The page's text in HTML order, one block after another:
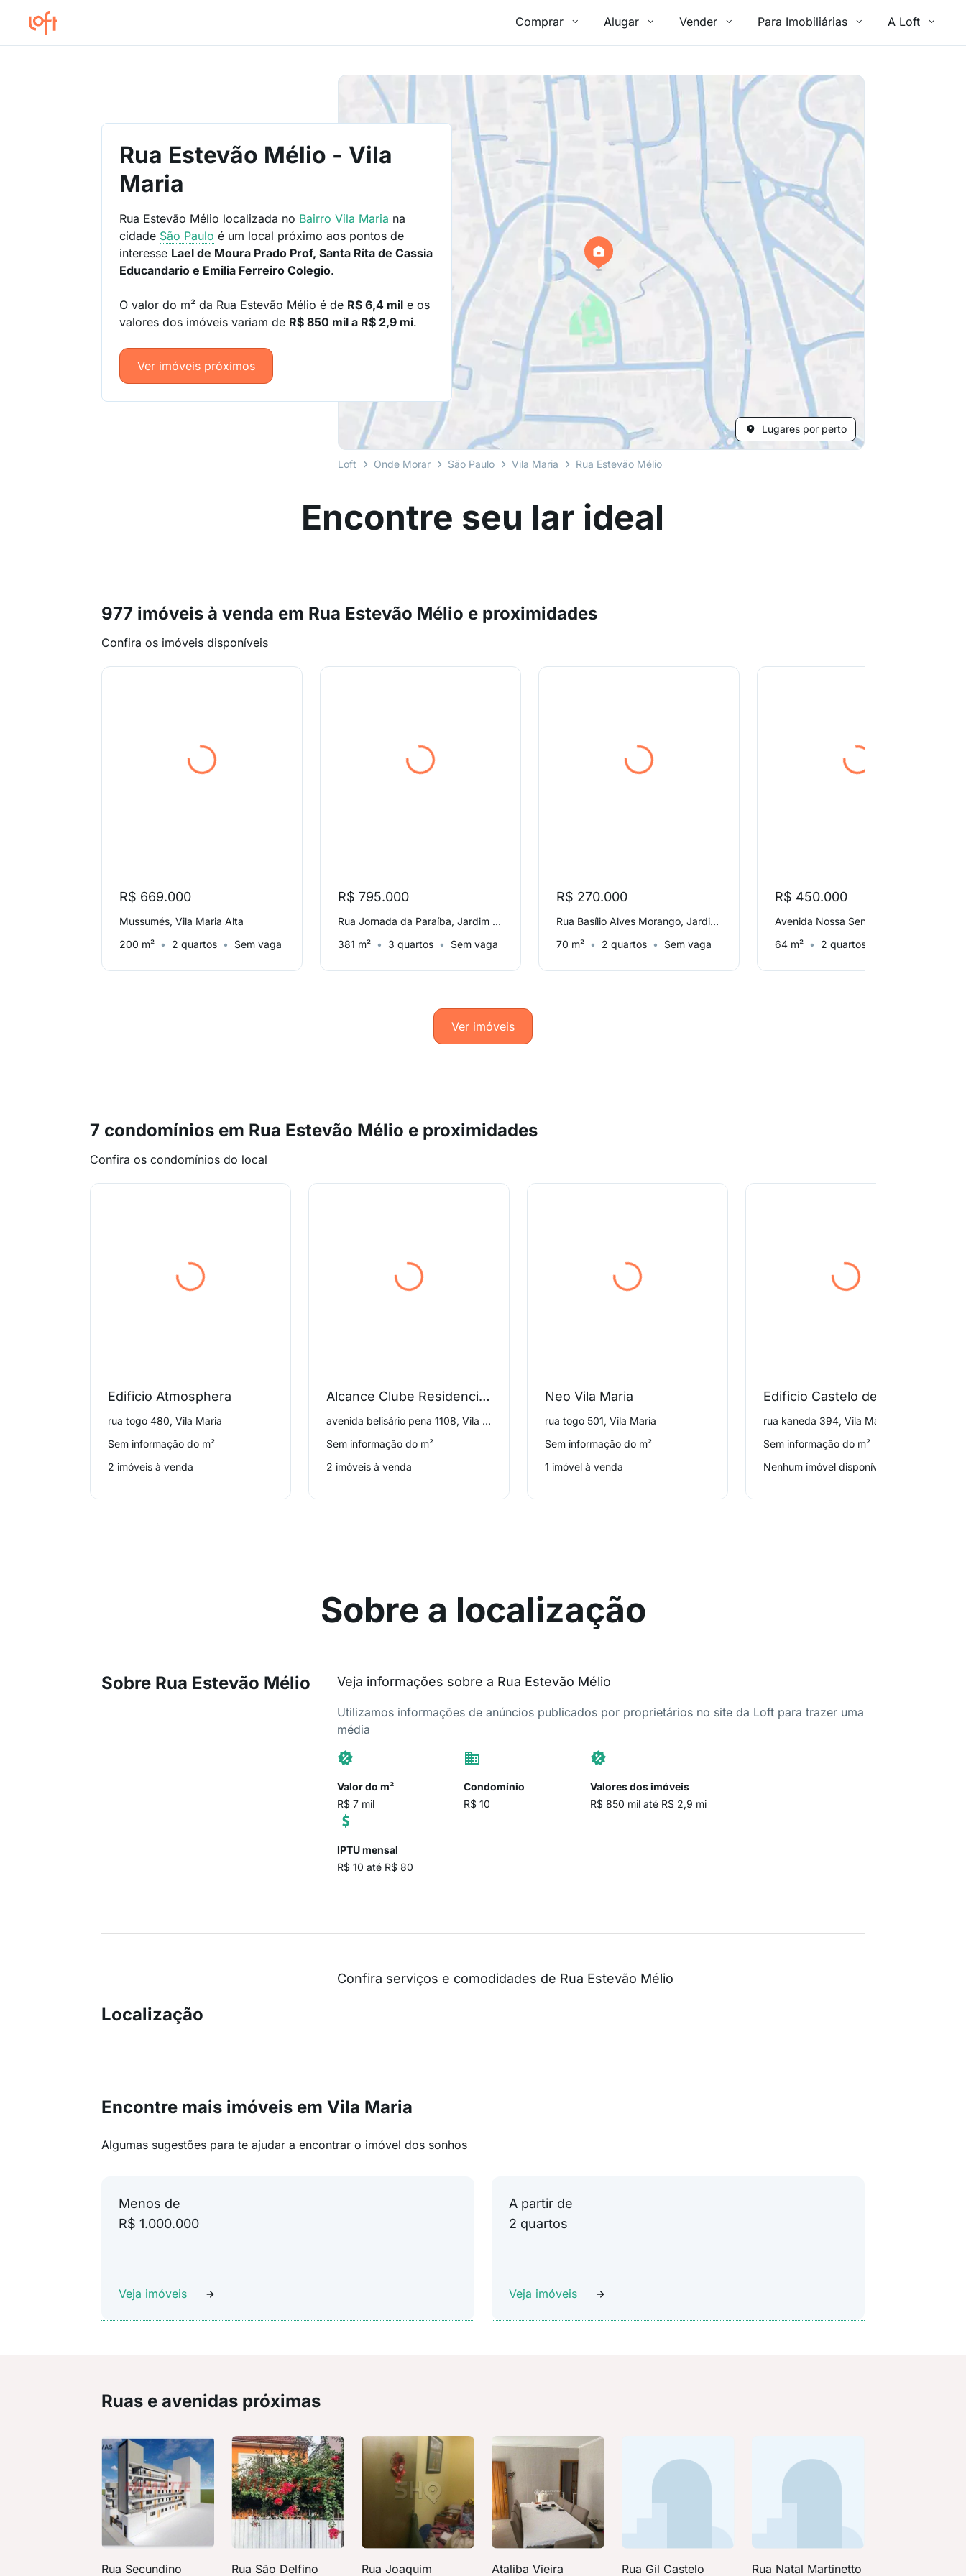
Comprar Alugar Vender Para Imobiliárias A Loft
Lugares por perto
Loft Onde Morar São Paulo Vila Maria Rua Estevão Mélio
Rua Estevão Mélio - Vila
Maria
Rua Estevão Mélio localizada no BairroVila Maria na
cidade São Paulo é um local próximo aos pontos de
interesse Lael de Moura Prado Prof, Santa Rita de Cassia
Educandario e Emilia Ferreiro Colegio.
O valor do m² da Rua Estevão Mélio é de R$ 6,4 mil e os
valores dos imóveis variam de R$ 850 mil a R$ 2,9 mi.
Ver imóveis próximos
Encontre seu lar ideal
977 imóveis à venda em Rua Estevão Mélio e proximidades
Confira os imóveis disponíveis
R$ 669.000
Mussumés, Vila Maria Alta
200 m²
2 quartos Sem vaga
R$ 795.000
Rua Jornada da Paraíba, Jardim Brasil (Zona Norte)
381 m²
3 quartos Sem vaga
R$ 270.000
Rua Basílio Alves Morango, Jardim Brasil (Zona Norte)
70 m²
2 quartos Sem vaga
R$ 450.000
64 m²
2 quartos
Ver imóveis
7 condomínios em Rua Estevão Mélio e proximidades
Confira os condomínios do local
Edificio Atmosphera
rua togo 480, Vila Maria
Sem informação do m²
2 imóveis à venda
Alcance Clube Residencial Vila Maria
avenida belisário pena 1108, Vila Maria
Sem informação do m²
2 imóveis à venda
Neo Vila Maria
rua togo 501, Vila Maria
Sem informação do m²
1 imóvel à venda
Edificio Castelo de Sintra
rua kaneda 394, Vila Maria
Sem informação do m²
Nenhum imóvel disponível
Sobre a localização
Sobre Rua Estevão Mélio Veja informações sobre a Rua Estevão Mélio
Utilizamos informações de anúncios publicados por proprietários no site da Loft para trazer uma
média
Valor do m²
R$ 7 mil
Condomínio
R$ 10
Valores dos imóveis
R$ 850 mil até R$ 2,9 mi
IPTU mensal
R$ 10 até R$ 80
Localização
Confira serviços e comodidades de Rua Estevão Mélio
Encontre mais imóveis em Vila Maria
Algumas sugestões para te ajudar a encontrar o imóvel dos sonhos
Menos de
R$ 1.000.000
Veja imóveis
A partir de
2 quartos
Veja imóveis
Ruas e avenidas próximas
Rua Secundino Rua São Delfino Rua Joaquim Ataliba Vieira Rua Gil Castelo Rua Natal Martinetto